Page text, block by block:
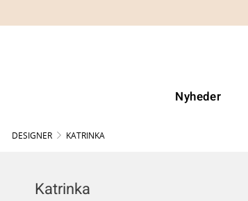
Nyheder
DESIGNER KATRINKA
Katrinka